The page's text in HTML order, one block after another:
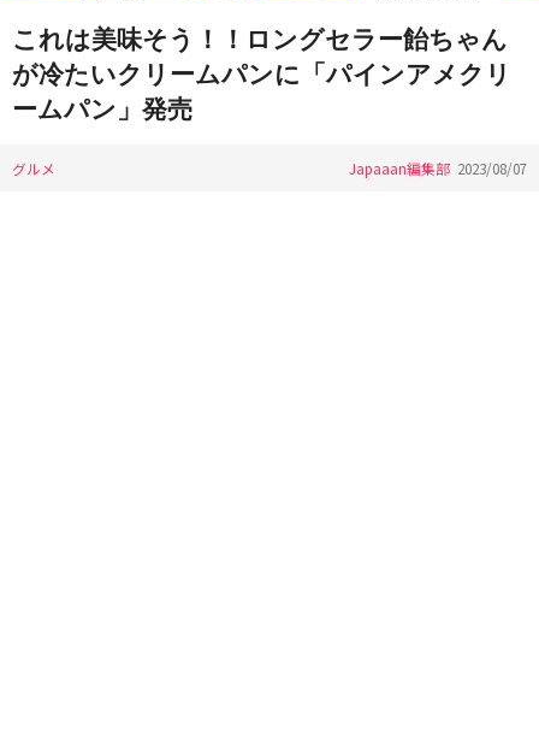
これは美味そう！！ロングセラー飴ちゃん
が冷たいクリームパンに「パインアメクリ
ームパン」発売
グルメ Japaaan編集部 2023/08/07